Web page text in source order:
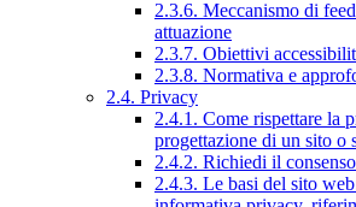
2.3.6. Meccanismo di
attuazione
2.3.7. Obiettivi
2.3.8. Normativa e
2.4. Privacy
2.4.1. Come rispettare la
progettazione di un sito o
2.4.2. Richiedi il
2.4.3. Le basi del sito